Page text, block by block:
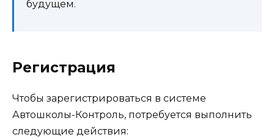
будущем.
Регистрация
Чтобы зарегистрироваться в системе
Автошколы-Контроль, потребуется выполнить
следующие действия: